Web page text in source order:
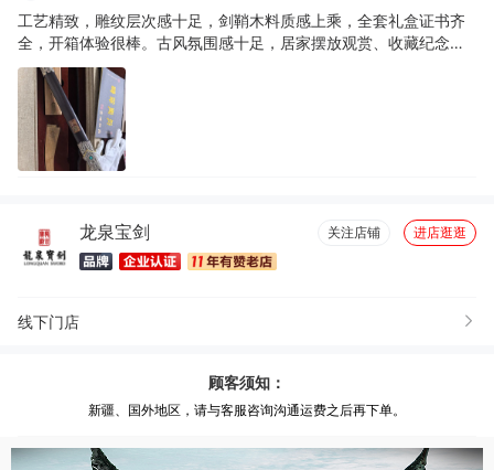
工艺精致，雕纹层次感十足，剑鞘木料质感上乘，全套礼盒证书齐
全，开箱体验很棒。古风氛围感十足，居家摆放观赏、收藏纪念都
合适，能感受到传统铸剑工艺的用心。
龙泉宝剑 关注店铺 进店逛逛
线下门店
顾客须知：
新疆、国外地区，请与客服咨询沟通运费之后再下单。